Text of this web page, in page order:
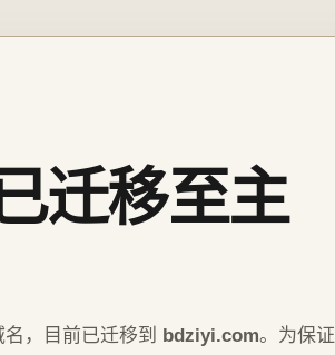
迁移至主
，目前已迁移到 bdziyi.com。为保证